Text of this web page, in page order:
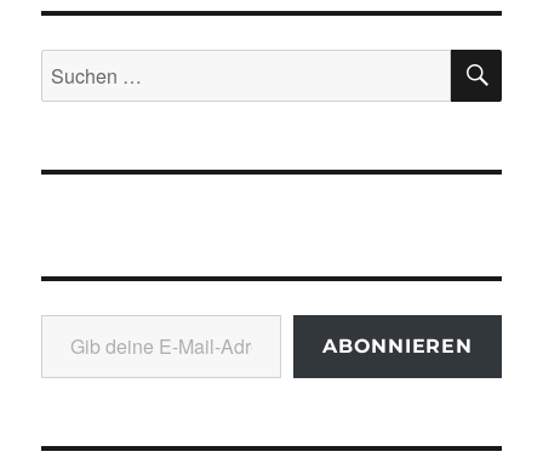
Suchen
nach:
Gib deine E-Mail-Adresse ein ...
ABONNIEREN